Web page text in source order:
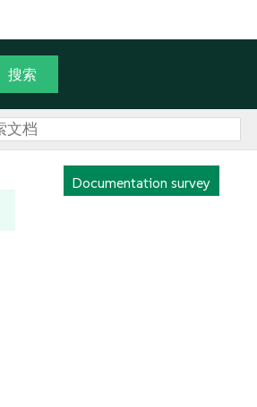
Documentation survey